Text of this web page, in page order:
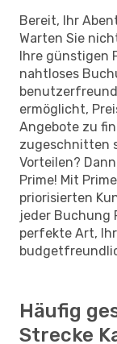
Bereit, Ihr
Warten Sie
Ihre günstigen
nahtloses
ermöglicht,
Angebote zu
zugeschnitten
Vorteilen?
Prime! Mit
priorisierten
jeder Buchung
perfekte Art,
Häufig
Strecke